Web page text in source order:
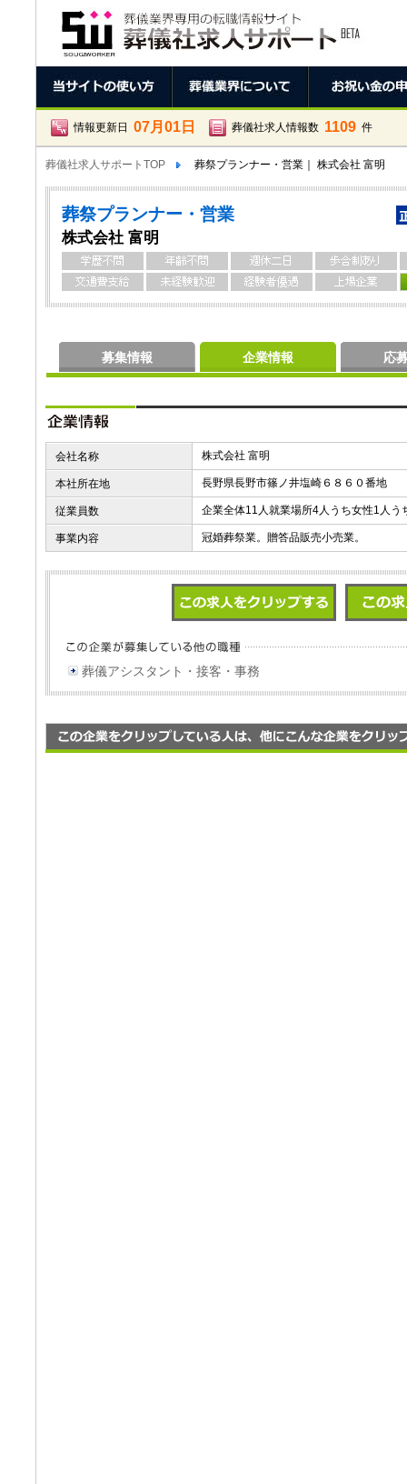
情報更新日 07月01日 葬儀社求人情報数 1109 件
葬儀社求人サポートTOP 葬祭プランナー・営業｜ 株式会社 富明
葬祭プランナー・営業
株式会社 富明
募集情報 企業情報 応
会社名称 株式会社 富明
本社所在地 長野県長野市篠ノ井塩崎６８６０番地
従業員数 企業全体11人就業場所4人うち女性1人う
事業内容 冠婚葬祭業。贈答品販売小売業。
葬儀アシスタント・接客・事務